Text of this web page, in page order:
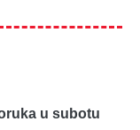
u subotu